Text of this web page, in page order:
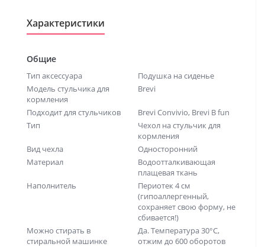
Характеристики
Общие
Тип аксессуара
Подушка на сиденье
Модель стульчика для
кормления
Brevi
Подходит для стульчиков
Brevi Convivio, Brevi B fun
Тип
Чехол на стульчик для
кормления
Вид чехла
Односторонний
Материал
Водоотталкивающая
плащевая ткань
Наполнитель
Периотек 4 см
(гипоаллергенный,
сохраняет свою форму, не
сбивается!)
Можно стирать в
стиральной машинке
Да. Температура 30°С,
отжим до 600 оборотов